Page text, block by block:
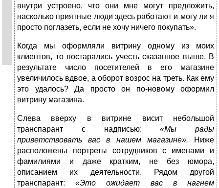
внутри устроено, что они мне могут предложить,
насколько приятные люди здесь работают и могу ли я
просто поглазеть, если не хочу ничего покупать».
Когда мы оформляли витрину одному из моих
клиентов, то постарались учесть сказанное выше. В
результате число посетителей в его магазине
увеличилось вдвое, а оборот возрос на треть. Как ему
это удалось? Да просто он по-новому оформил
витрину магазина.
Слева вверху в витрине висит небольшой
транспарант с надписью:«Мы рады
приветствовать вас в нашем магазине».
Ниже
расположены портреты сотрудников с именами и
фамилиями и даже кратким, не без юмора,
описанием их деятельности. Рядом другой
транспарант:«Это ожидает вас в нагнем